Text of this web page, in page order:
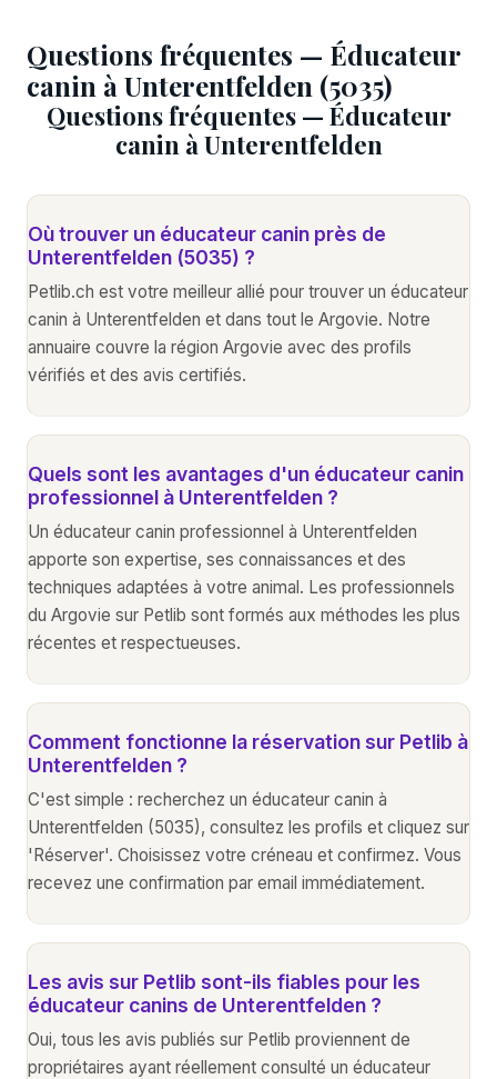
Questions fréquentes — Éducateur
canin à Unterentfelden (5035)
Questions fréquentes — Éducateur
canin à Unterentfelden
Où trouver un éducateur canin près de
Unterentfelden (5035) ?
Petlib.ch est votre meilleur allié pour trouver un éducateur
canin à Unterentfelden et dans tout le Argovie. Notre
annuaire couvre la région Argovie avec des profils
vérifiés et des avis certifiés.
Quels sont les avantages d'un éducateur canin
professionnel à Unterentfelden ?
Un éducateur canin professionnel à Unterentfelden
apporte son expertise, ses connaissances et des
techniques adaptées à votre animal. Les professionnels
du Argovie sur Petlib sont formés aux méthodes les plus
récentes et respectueuses.
Comment fonctionne la réservation sur Petlib à
Unterentfelden ?
C'est simple : recherchez un éducateur canin à
Unterentfelden (5035), consultez les profils et cliquez sur
'Réserver'. Choisissez votre créneau et confirmez. Vous
recevez une confirmation par email immédiatement.
Les avis sur Petlib sont-ils fiables pour les
éducateur canins de Unterentfelden ?
Oui, tous les avis publiés sur Petlib proviennent de
propriétaires ayant réellement consulté un éducateur